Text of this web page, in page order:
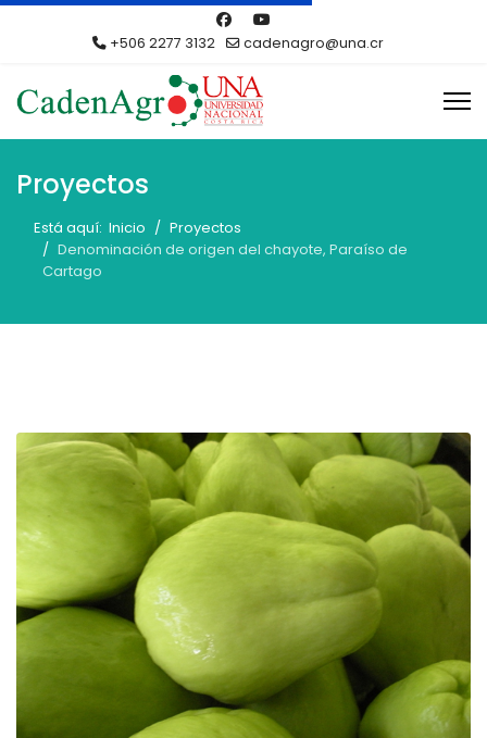
+506 2277 3132 cadenagro@una.cr
Proyectos
Está aquí: Inicio
Proyectos
Denominación de origen del chayote, Paraíso de
Cartago